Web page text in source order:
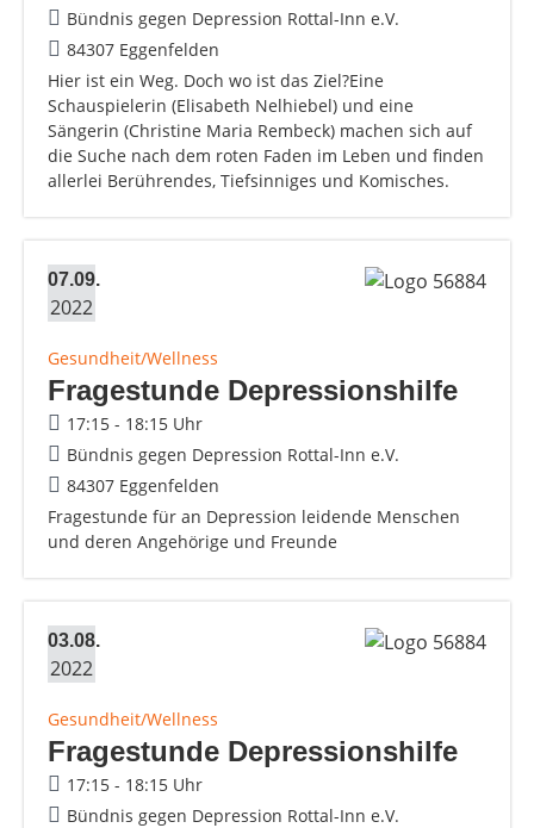
Bündnis gegen Depression Rottal-Inn e.V.
84307 Eggenfelden
Hier ist ein Weg. Doch wo ist das Ziel?Eine
Schauspielerin (Elisabeth Nelhiebel) und eine
Sängerin (Christine Maria Rembeck) machen sich auf
die Suche nach dem roten Faden im Leben und finden
allerlei Berührendes, Tiefsinniges und Komisches.
07.09.
2022
Gesundheit/Wellness
Fragestunde Depressionshilfe
17:15 - 18:15 Uhr
Bündnis gegen Depression Rottal-Inn e.V.
84307 Eggenfelden
Fragestunde für an Depression leidende Menschen
und deren Angehörige und Freunde
03.08.
2022
Gesundheit/Wellness
Fragestunde Depressionshilfe
17:15 - 18:15 Uhr
Bündnis gegen Depression Rottal-Inn e.V.